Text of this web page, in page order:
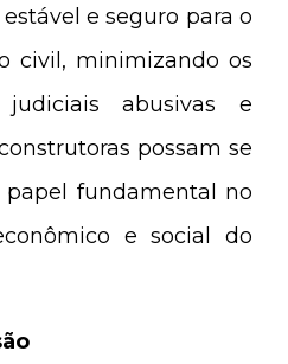
e seguro para o
civil, minimizando os
abusivas e
possam se
fundamental no
e social do